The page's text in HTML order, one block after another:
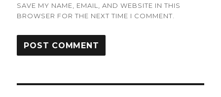
SAVE MY NAME, EMAIL, AND WEBSITE IN THIS
BROWSER FOR THE NEXT TIME I COMMENT.